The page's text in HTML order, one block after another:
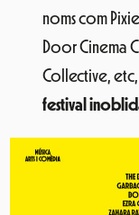
noms com
Door Cinema
Collective,
festival